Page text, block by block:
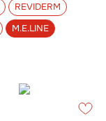
REVIDERM
M.E.LINE